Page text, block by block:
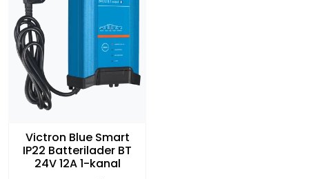
Victron Blue Smart
IP22 Batterilader BT
24V 12A 1-kanal